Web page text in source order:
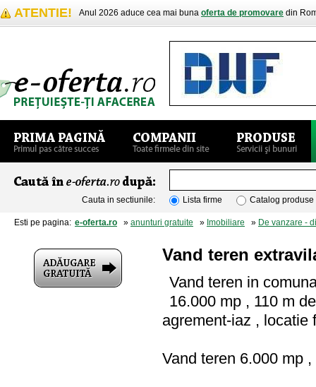
ATENTIE! Anul 2026 aduce cea mai buna oferta de promovare din
Cauta in sectiunile: Lista firme Catalog produse
Esti pe pagina: e-oferta.ro » anunturi gratuite » Imobiliare » De vanzare -
Vand teren
Vand teren in
16.000 mp , 110 m
agrement-iaz , locatie
Vand teren 6.000 mp